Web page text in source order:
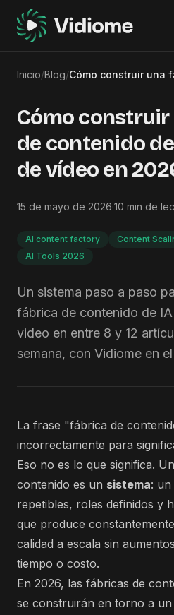
Inicio/Blog/
Cómo
de contenido
de vídeo en
15 de mayo de 2026·10 min de
AI content factory Content
AI Tools 2026
Un sistema paso a paso
fábrica de contenido de
video en entre 8 y 12
semana, con Vidiome en
La frase "fábrica de
incorrectamente para
Eso no es lo que significa.
contenido es un sistema:
repetibles, roles definidos y
que produce
calidad a escala sin
tiempo o costo.
En 2026, las fábricas de
se construirán en torno a un